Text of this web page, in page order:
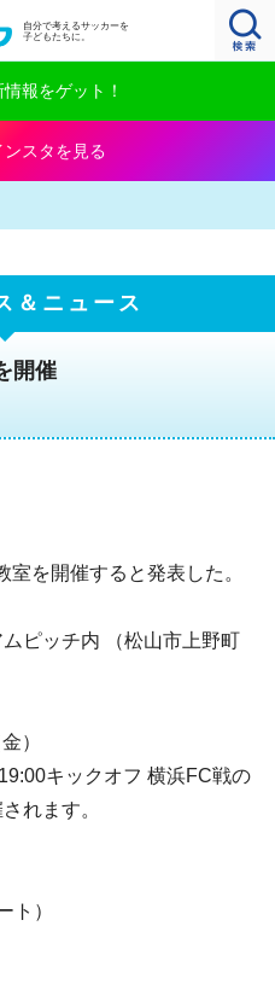
自分で考えるサッカーを
子どもたちに。
報をゲット！
スタを見る
＆ニュース
開催
を開催すると発表した。
ピッチ内 （松山市上野町
）
キックオフ 横浜FC戦の
れます。
ト）